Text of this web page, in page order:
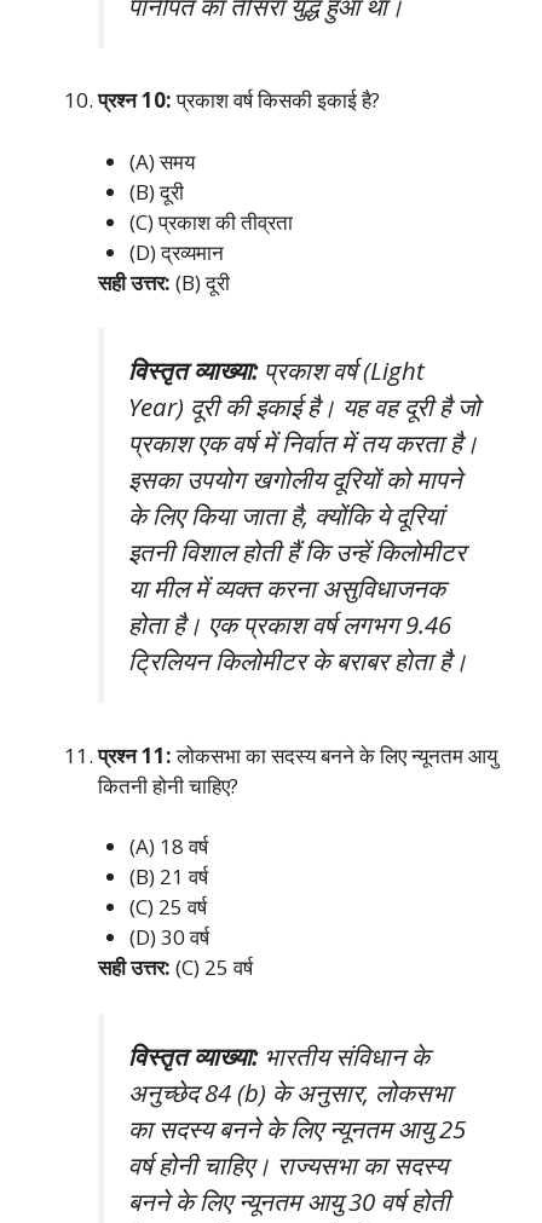
प्रश्न 10:प्रकाश वर्ष किसकी इकाई है?
(A) समय
(B) दूरी
(C) प्रकाश की तीव्रता
(D) द्रव्यमान
सही उत्तर: (B) दूरी
विस्तृत व्याख्या:प्रकाश वर्ष (Light
Year) दूरी की इकाई है। यह वह दूरी है जो
प्रकाश एक वर्ष में निर्वात में तय करता है।
इसका उपयोग खगोलीय दूरियों को मापने
के लिए किया जाता है, क्योंकि ये दूरियां
इतनी विशाल होती हैं कि उन्हें किलोमीटर
या मील में व्यक्त करना असुविधाजनक
होता है। एक प्रकाश वर्ष लगभग 9.46
ट्रिलियन किलोमीटर के बराबर होता है।
प्रश्न 11:लोकसभा का सदस्य बनने के लिए न्यूनतम आयु
कितनी होनी चाहिए?
(A) 18 वर्ष
(B) 21 वर्ष
(C) 25 वर्ष
(D) 30 वर्ष
सही उत्तर: (C) 25 वर्ष
विस्तृत व्याख्या:भारतीय संविधान के
अनुच्छेद 84 (b) के अनुसार, लोकसभा
का सदस्य बनने के लिए न्यूनतम आयु 25
वर्ष होनी चाहिए। राज्यसभा का सदस्य
बनने के लिए न्यूनतम आयु 30 वर्ष होती